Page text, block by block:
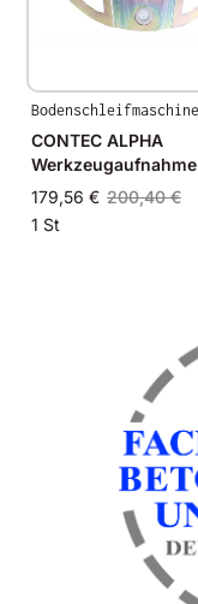
CONTEC ALPHA
Werkzeugaufnahme
179,56 € 200,40 €
1 St